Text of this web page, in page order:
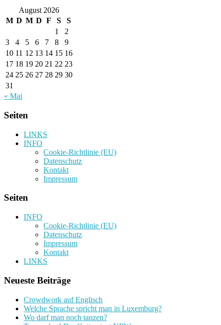
August 2026
M D M D F S
S
1
2
3
4 5 6 7 8
9
10 11 12 13 14 15 16
17 18 19 20 21 22 23
24 25 26 27 28 29 30
31
« Mai
Seiten
LINKS
INFO
Cookie-Richtlinie (EU)
Datenschutz
Kontakt
Impressum
Seiten
INFO
Cookie-Richtlinie (EU)
Datenschutz
Impressum
Kontakt
LINKS
Neueste Beiträge
Crowdwork auf Englisch
Welche Sprache spricht man in Luxemburg?
Wo darf man noch tanzen?